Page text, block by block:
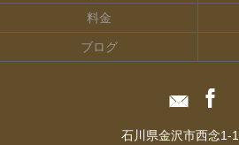
料金
ブログ
石川県金沢市西念1-